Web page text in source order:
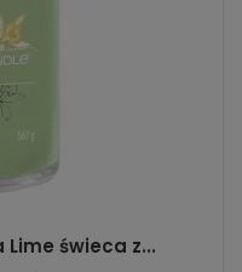
świeca z...